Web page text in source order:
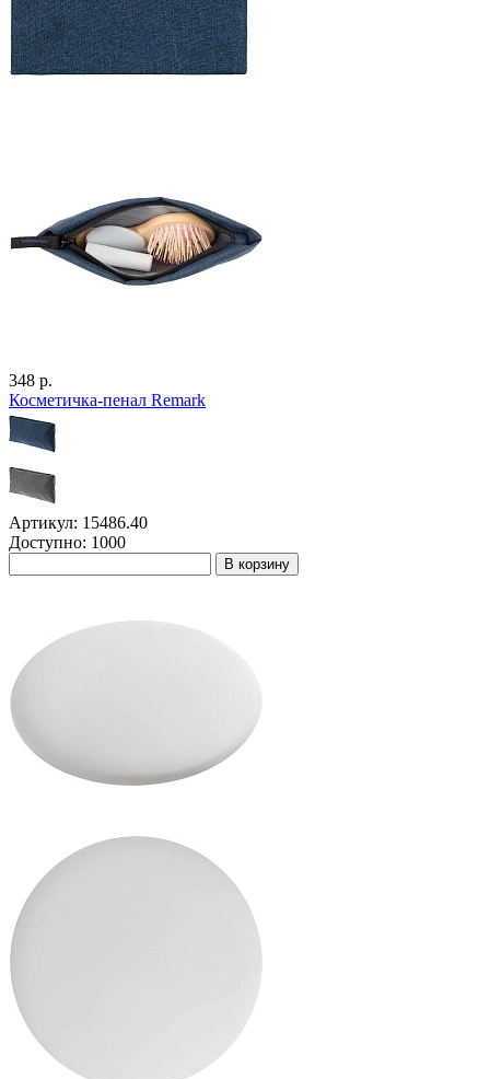
348 р.
Косметичка-пенал Remark
Артикул: 15486.40
Доступно: 1000
В корзину